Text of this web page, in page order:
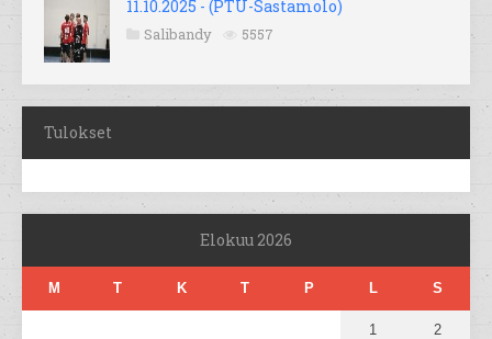
11.10.2025 - (PTU-Sastamolo)
Salibandy 5557
Tulokset
Elokuu 2026
M T K T P L S
1 2